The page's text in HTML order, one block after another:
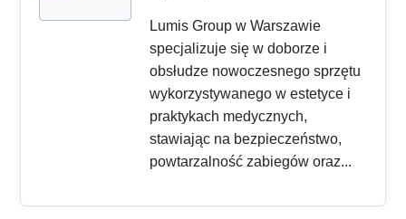
Lumis Group w Warszawie
specjalizuje się w doborze i
obsłudze nowoczesnego sprzętu
wykorzystywanego w estetyce i
praktykach medycznych,
stawiając na bezpieczeństwo,
powtarzalność zabiegów oraz...